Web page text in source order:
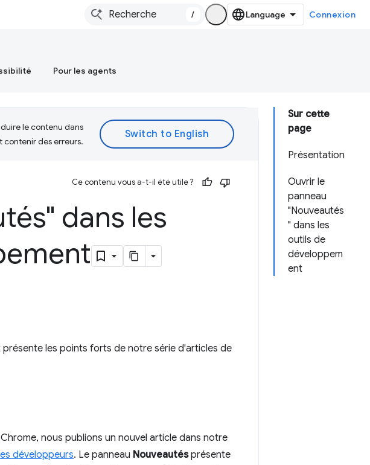
/ Connexion
Pour les agents
Sur cette
page
Présentation
Ouvrir le
panneau
"Nouveautés
" dans les
outils de
développem
ent
le contenu dans
contenir des erreurs.
Ce contenu vous a-t-il été utile ?
dans les
les points forts de notre série d'articles de
nous publions un nouvel article dans notre
développeurs. Le panneau Nouveautésprésente